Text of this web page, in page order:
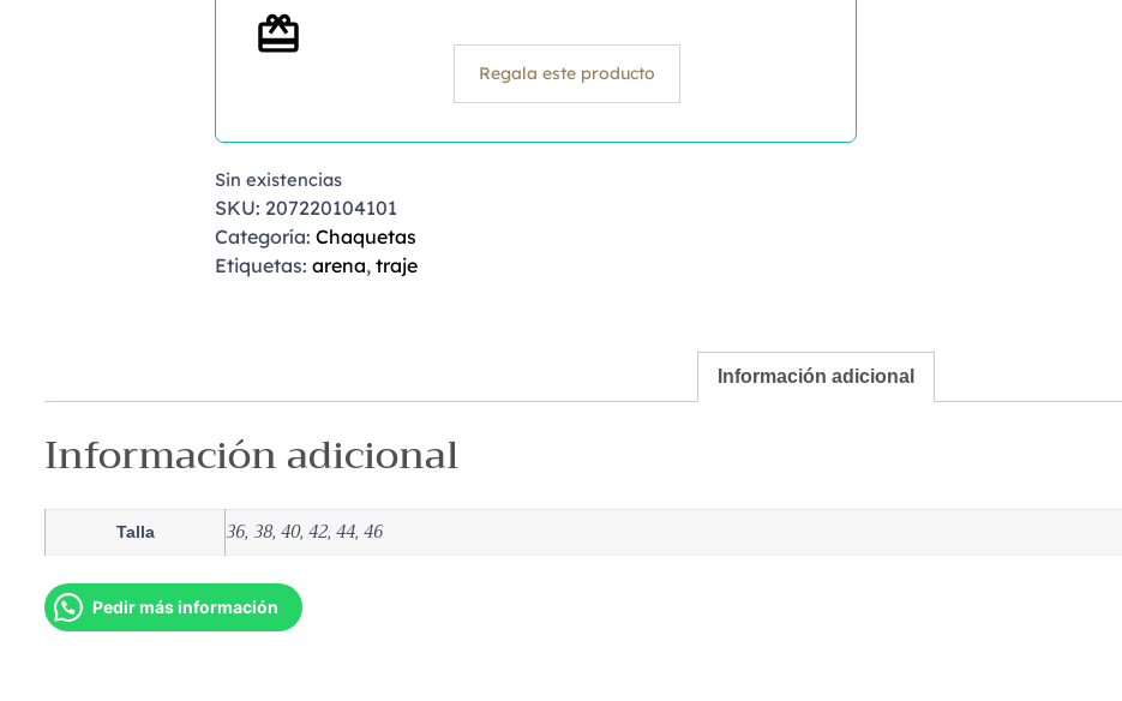
Regala este producto
Sin existencias
SKU: 207220104101
Categoría:Chaquetas
Etiquetas:arena,traje
Información adicional
Información adicional
Talla 36, 38, 40, 42, 44, 46
Pedir más información